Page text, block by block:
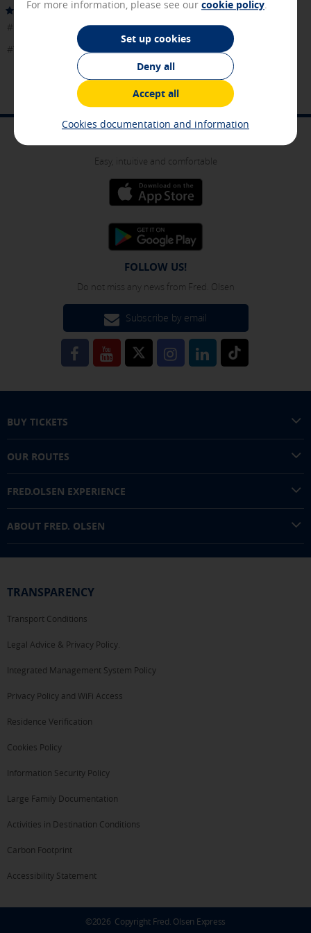
Express:https://www.fredolsen.es/es/entretenimiento-a-bordo
#FredOlsenExpress
#TuMejorCompañía
MOBILE APP
Easy, intuitive and comfortable
FOLLOW US!
Do not miss any news from Fred. Olsen
Subscribe by email
BUY TICKETS
OUR ROUTES
FRED.OLSEN EXPERIENCE
ABOUT FRED. OLSEN
TRANSPARENCY
Transport Conditions
Legal Advice & Privacy Policy.
Integrated Management System Policy
Privacy Policy and WiFi Access
Residence Verification
Cookies Policy
Information Security Policy
Large Family Documentation
Activities in Destination Conditions
Carbon Footprint
Accessibility Statement
©2026 Copyright Fred. Olsen Express
For more information, please see our cookie policy.
Accept all
Deny all
Set up cookies
Cookies documentation and information
our web traffic in order to improve your browsing
experience and optimize the functioning of our website.
They store service configurations so you do not have to
reconfigure them every time you visit us. All the
information they collect is aggregated and, therefore, is
anonymous.
[See cookies details]
Advertising and social media cookies
are used to show you relevant advertising related to your
interests in other sites where you browse. They do not
identification of your browser and Internet device.
[See cookies details]
SAVE SETTINGS
Click here to disable optional cookies
You can reconfigure your cookies from the "Cookies policy" section at
the bottom of the page. You can also check our
cookie policy